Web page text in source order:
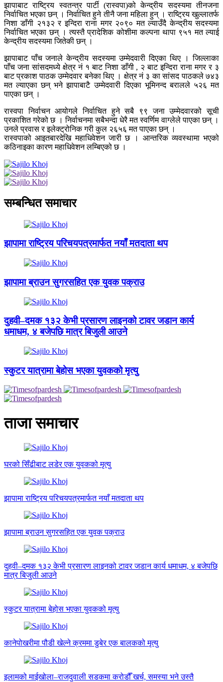
झापाबाट राष्ट्रिय स्वतन्त्र पार्टी (रास्वपा)को केन्द्रीय सदस्यमा तीनजना
निर्वाचित भएका छन् । निर्वाचित हुने तीनै जना महिला हुन् । राष्ट्रिय खुल्लातर्फ
निशा डाँगी २१३२ र इन्दिरा राना मगर २०९० मत ल्याउँदै केन्द्रीय सदस्यमा
निर्वाचित भएका छन् । त्यस्तै प्रादेशिक कोशीमा कल्पना थापा ९५१ मत ल्याई
केन्द्रीय सदस्यमा जितेकी छन् ।
झापाबाट पाँच जनाले केन्द्रीय सदस्यमा उम्मेदवारी दिएका थिए । जिल्लाका
पाँच जना सांसदमध्ये क्षेत्र नं १ बाट निशा डाँगी , २ बाट इन्दिरा राना मगर र ३
बाट प्रकाश पाठक उम्मेदवार बनेका थिए । क्षेत्र नं ३ का सांसद पाठकले ७४३
मत ल्याएका छन् भने झापाबाटै उम्मेदवारी दिएका भूमिनन्द बरालले ५२६ मत
पाएका छन् ।
रास्वपा निर्वाचन आयोगले निर्वाचित हुने सबै ९९ जना उम्मेदवारको सूची
प्रकाशित गरेको छ । निर्वाचनमा सबैभन्दा धेरै मत स्वर्णिम वाग्लेले पाएका छन् ।
उनले प्रवास र इलेक्ट्रोनिक गरी कुल २६५६ मत पाएका छन् ।
रास्वपाको आइतबारदेखि महाधिवेशन जारी छ । आन्तरिक व्यवस्थामा भएको
कठिनाइका कारण महाधिवेशन लम्बिएको छ ।
सम्बन्धित समाचार
झापामा राष्ट्रिय परिचयपत्रमार्फत नयाँ मतदाता थप
झापामा ब्राउन सुगरसहित एक युवक पक्राउ
दुहवी–दमक १३२ केभी प्रसारण लाइनको टावर जडान कार्य
धमाधम, ४ बजेपछि मात्र बिजुली आउने
स्कुटर यात्रामा बेहोस भएका युवकको मृत्यु
ताजा समाचार
घरको सिँढीबाट लडेर एक युवकको मृत्यु
झापामा राष्ट्रिय परिचयपत्रमार्फत नयाँ मतदाता थप
झापामा ब्राउन सुगरसहित एक युवक पक्राउ
दुहवी–दमक १३२ केभी प्रसारण लाइनको टावर जडान कार्य धमाधम, ४ बजेपछि
मात्र बिजुली आउने
स्कुटर यात्रामा बेहोस भएका युवकको मृत्यु
कानेपोखरीमा पौडी खेल्ने क्रममा डुबेर एक बालकको मृत्यु
इलामको माईखोला–राजदुवाली सडकमा करोडौँ खर्च, समस्या भने उस्तै